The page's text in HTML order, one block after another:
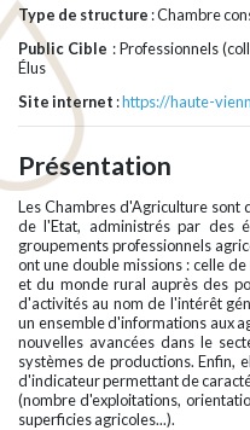
Type de structure : Chambre
Public Cible : Professionnels
Élus
Site internet :https://haute-
Présentation
Les Chambres d'Agriculture sont
de l'Etat, administrés par des
groupements professionnels
ont une double missions : celle
et du monde rural auprès des
d'activités au nom de l'intérêt
un ensemble d'informations aux
nouvelles avancées dans le
systèmes de productions. Enfin,
d'indicateur permettant de
(nombre d'exploitations,
superficies agricoles...).